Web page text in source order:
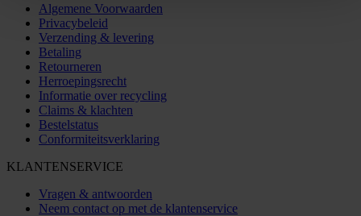
Algemene Voorwaarden
Privacybeleid
Verzending & levering
Betaling
Retourneren
Herroepingsrecht
Informatie over recycling
Claims & klachten
Bestelstatus
Conformiteitsverklaring
KLANTENSERVICE
Vragen & antwoorden
Neem contact op met de klantenservice